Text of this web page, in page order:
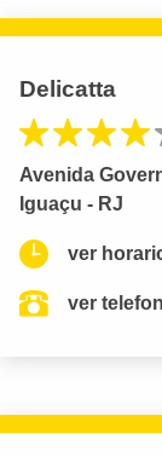
Delicatta
Avenida
Iguaçu - RJ
ver
ver